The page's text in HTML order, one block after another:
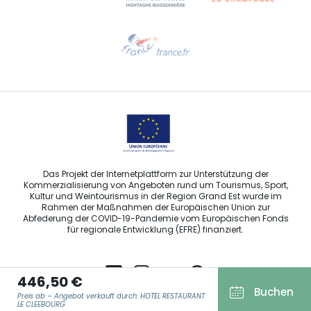
446,50 €
Preis ab – Angebot verkauft durch: HOTEL RESTAURANT
LE CLEEBOURG
Buchen
Sprechen Sie uns per E-Mail an
Das Projekt der Internetplattform zur Unterstützung der
Kommerzialisierung von Angeboten rund um Tourismus, Sport,
Kultur und Weintourismus in der Region Grand Est wurde im
Rahmen der Maßnahmen der Europäischen Union zur
Abfederung der COVID-19-Pandemie vom Europäischen Fonds
für regionale Entwicklung (EFRE) finanziert.
Agence Régionale du Tourisme Grand Est ©2026 - Alle Rechte